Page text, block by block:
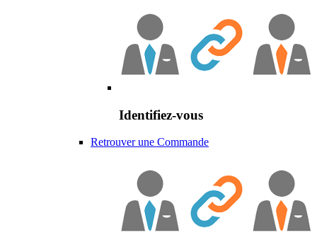
Identifiez-vous
Retrouver une Commande